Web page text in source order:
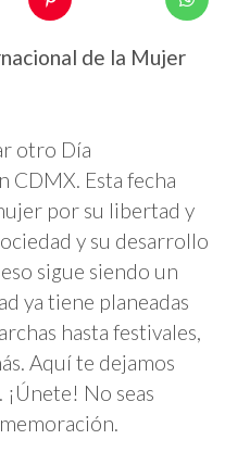
de la Mujer
otro Día
CDMX. Esta fecha
por su libertad y
y su desarrollo
sigue siendo un
ya tiene planeadas
hasta festivales,
Aquí te dejamos
No seas